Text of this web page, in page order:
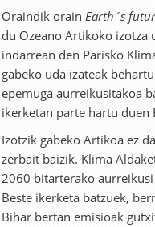
Oraindik orain Earth´s
du Ozeano Artikoko izotza
indarrean den Parisko
gabeko uda izateak
epemuga aurreikusitakoa
ikerketan parte hartu duen
Izotzik gabeko Artikoa ez
zerbait baizik. Klima
2060 bitarterako
Beste ikerketa batzuek,
Bihar bertan emisioak